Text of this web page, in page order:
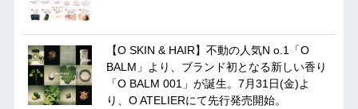
【O SKIN & HAIR】不動の人気N o.1「O
BALM」より、ブランド初となる新しい香り
「O BALM 001」が誕生。7月31日(金)よ
り、O ATELIERにて先行発売開始。